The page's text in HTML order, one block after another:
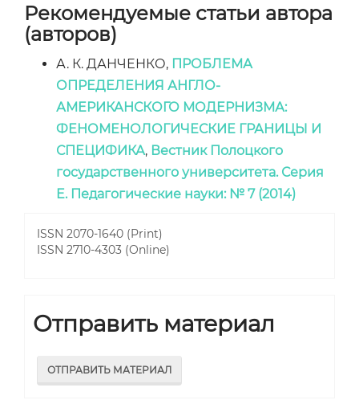
Рекомендуемые статьи автора
(авторов)
А. К. ДАНЧЕНКО, ПРОБЛЕМА
ОПРЕДЕЛЕНИЯ АНГЛО-
АМЕРИКАНСКОГО МОДЕРНИЗМА:
ФЕНОМЕНОЛОГИЧЕСКИЕ ГРАНИЦЫ И
СПЕЦИФИКА, Вестник Полоцкого
государственного университета. Серия
E. Педагогические науки: № 7 (2014)
ISSN 2070-1640 (Print)
ISSN 2710-4303 (Online)
Отправить материал
ОТПРАВИТЬ МАТЕРИАЛ